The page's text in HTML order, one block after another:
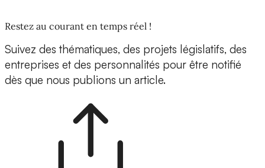
Restez au courant en temps réel !
Suivez des thématiques, des projets législatifs, des
entreprises et des personnalités pour être notifié
dès que nous publions un article.